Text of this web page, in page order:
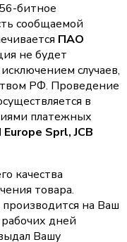
битное
сообщаемой
ПАО
не будет
случаев,
РФ. Проведение
в
платежных
Sprl, JCB
качества
товара.
производится на Ваш
дней
Вашу